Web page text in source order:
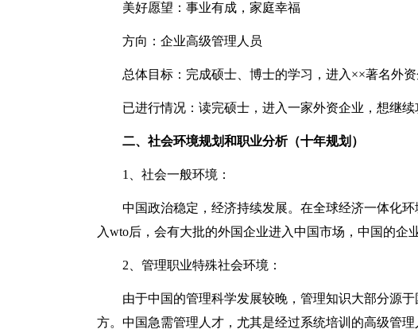
美好愿望：事业有成，家庭幸福
方向：企业高级管理人员
总体目标：完成硕士、博士的学习，进入××著名外资
已进行情况：读完硕士，进入一家外资企业，想继续
二、社会环境规划和职业分析（十年规划）
1、社会一般环境：
中国政治稳定，经济持续发展。在全球经济一体化
入wto后，会有大批的外国企业进入中国市场，中国的企
2、管理职业特殊社会环境：
由于中国的管理科学发展较晚，管理知识大部分源
方。中国急需管理人才，尤其是经过系统培训的高级管理